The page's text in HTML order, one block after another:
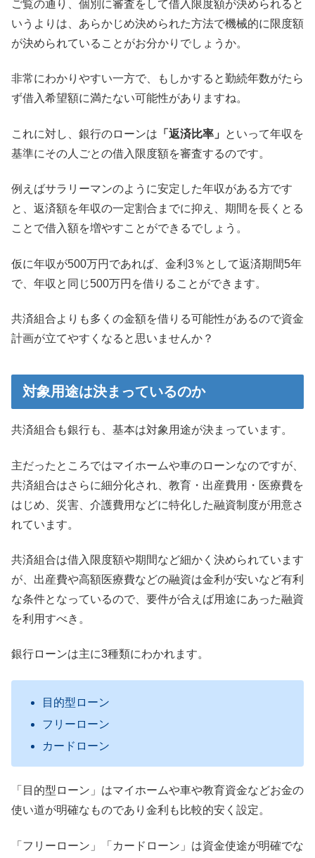
ご覧の通り、個別に審査をして借入限度額が決められると
いうよりは、あらかじめ決められた方法で機械的に限度額
が決められていることがお分かりでしょうか。
非常にわかりやすい一方で、もしかすると勤続年数がたら
ず借入希望額に満たない可能性がありますね。
これに対し、銀行のローンは 「返済比率」
といって年収を
基準にその人ごとの借入限度額を審査するのです。
例えばサラリーマンのように安定した年収がある方です
と、返済額を年収の一定割合までに抑え、期間を長くとる
ことで借入額を増やすことができるでしょう。
仮に年収が500万円であれば、金利3％として返済期間5年
で、年収と同じ500万円を借りることができます。
共済組合よりも多くの金額を借りる可能性があるので資金
計画が立てやすくなると思いませんか？
対象用途は決まっているのか
共済組合も銀行も、基本は対象用途が決まっています。
主だったところではマイホームや車のローンなのですが、
共済組合はさらに細分化され、教育・出産費用・医療費を
はじめ、災害、介護費用などに特化した融資制度が用意さ
れています。
共済組合は借入限度額や期間など細かく決められています
が、出産費や高額医療費などの融資は金利が安いなど有利
な条件となっているので、要件が合えば用途にあった融資
を利用すべき。
銀行ローンは主に3種類にわかれます。
目的型ローン
フリーローン
カードローン
「目的型ローン」はマイホームや車や教育資金などお金の
使い道が明確なものであり金利も比較的安く設定。
「フリーローン」「カードローン」は資金使途が明確でな